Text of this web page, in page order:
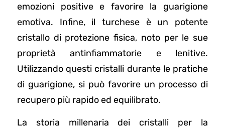
emozioni positive e favorire la guarigione
emotiva. Infine, il turchese è un potente
cristallo di protezione fisica, noto per le sue
proprietà antinfiammatorie e lenitive.
Utilizzando questi cristalli durante le pratiche
di guarigione, si può favorire un processo di
recupero più rapido ed equilibrato.
La storia millenaria dei cristalli per la